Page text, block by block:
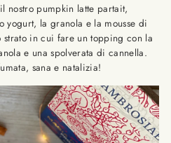
nostro pumpkin latte partait,
yogurt, la granola e la mousse di
in cui fare un topping con la
e una spolverata di cannella.
sana e natalizia!